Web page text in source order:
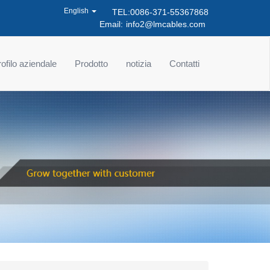
TEL:0086-371-55367868
Email: info2@lmcables.com
English
aziendale Prodotto notizia Contatti